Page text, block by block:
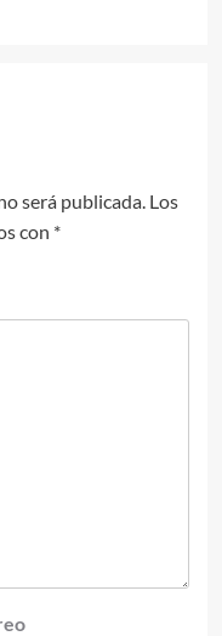
será publicada. Los
con *